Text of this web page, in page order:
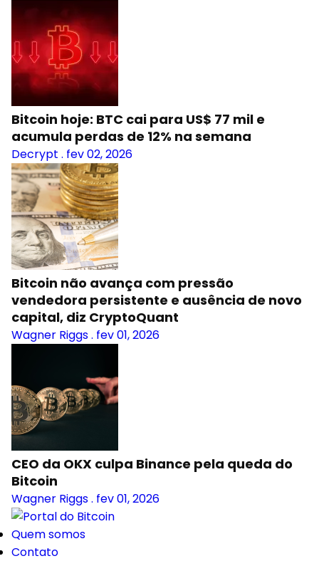
Bitcoin hoje: BTC cai para US$ 77 mil e
acumula perdas de 12% na semana
Decrypt . fev 02, 2026
Bitcoin não avança com pressão
vendedora persistente e ausência de novo
capital, diz CryptoQuant
Wagner Riggs. fev 01, 2026
CEO da OKX culpa Binance pela queda do
Bitcoin
Wagner Riggs. fev 01, 2026
Quem somos
Contato